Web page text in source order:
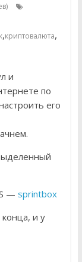
,криптовалюта,
и
по
его
— sprintbox
и у